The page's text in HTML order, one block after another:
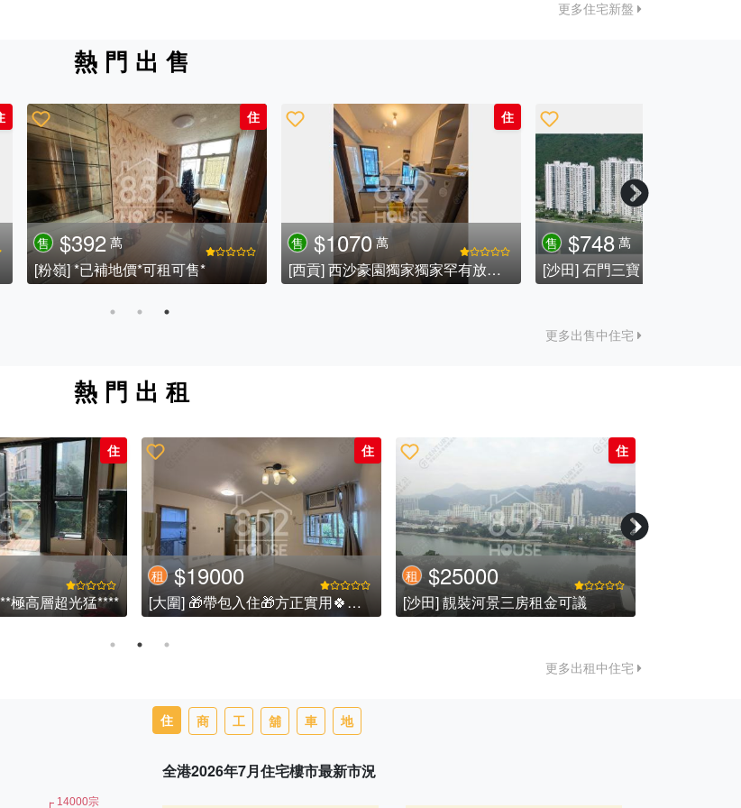
更多住宅新盤
熱門出售
住
[沙田] 罕有全屋靚裝 2房2廁1貯 極小放盤
$750 萬
[沙田] 罕有碧濤 東南3房放售
$500
[大圍] 🎁帶包入住🎁方正實用🍀東南🍀2️⃣房.
更多出售中住宅
熱門出租
住
盤, 連全屋新傢俬
住
租 $16000
[沙田] 開揚河景靚裝1房 租可議
住
租 $19500
[馬鞍山] *獨家靚租*全海景海柏花園高層2房2廳,雅致裝修
更多出租中住宅
住 商 工 舖 車 地
全港2026年7月住宅樓市最新市況